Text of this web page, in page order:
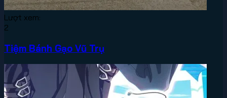
Lượt xem:
2
Tiệm Bánh Gạo Vũ Trụ